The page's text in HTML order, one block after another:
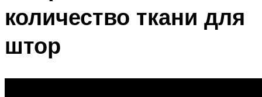
количество ткани для
штор